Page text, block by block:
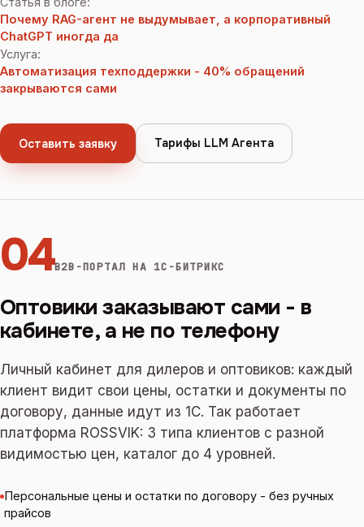
Почему RAG-агент не выдумывает, а корпоративный
ChatGPT иногда да
Услуга:
Автоматизация техподдержки - 40% обращений
закрываются сами
Оставить заявку Тарифы LLM Агента
04B2B-ПОРТАЛ НА 1С-БИТРИКС
Оптовики заказывают сами - в
кабинете, а не по телефону
Личный кабинет для дилеров и оптовиков: каждый
клиент видит свои цены, остатки и документы по
договору, данные идут из 1С. Так работает
платформа ROSSVIK: 3 типа клиентов с разной
видимостью цен, каталог до 4 уровней.
Персональные цены и остатки по договору - без ручных
прайсов